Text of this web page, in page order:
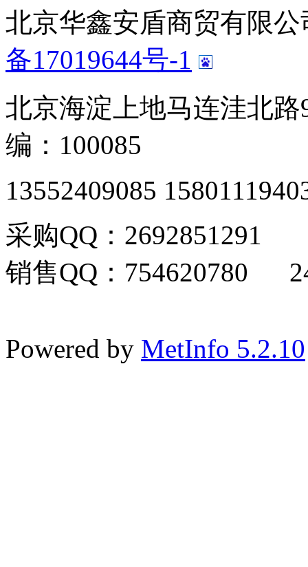
北京华鑫安盾商贸有限
备17019644号-1
北京海淀上地马连洼北
编：100085
13552409085
采购QQ：2692851291
销售QQ：754620780
Powered by MetInfo 5.2.10